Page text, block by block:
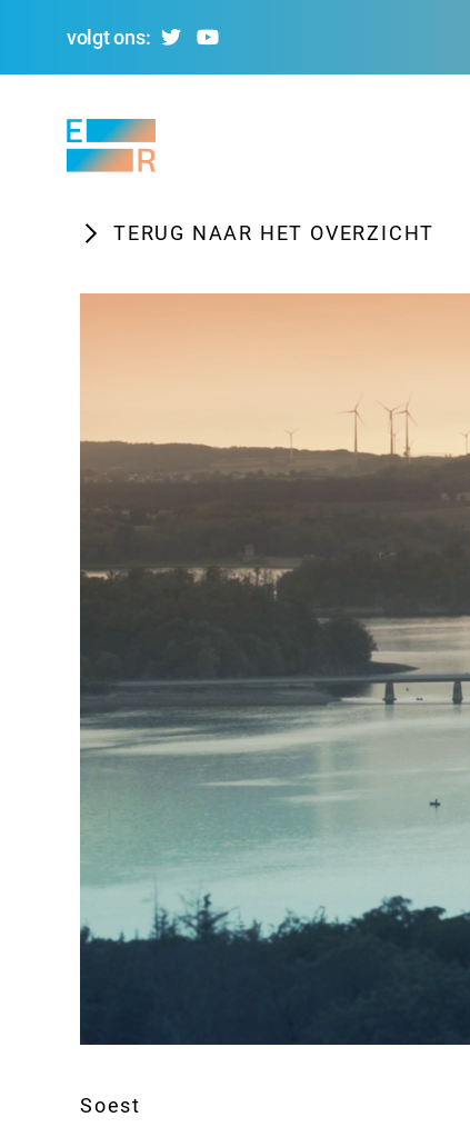
volgt ons:
TERUG NAAR HET OVERZICHT
Soest